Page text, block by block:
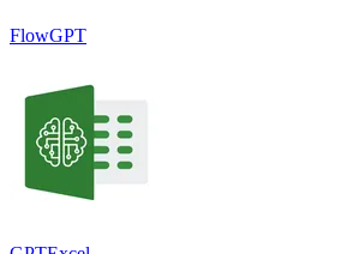
FlowGPT